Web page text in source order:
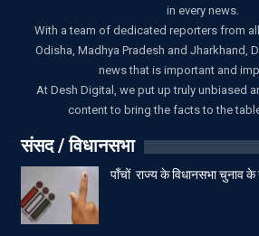
in every news.
With a team of dedicated reporters from
Odisha, Madhya Pradesh and Jharkhand,
news that is important and
At Desh Digital, we put up truly unbiased
content to bring the facts to the
संसद / विधानसभा
पाँचों राज्य के विधानसभा चुनाव